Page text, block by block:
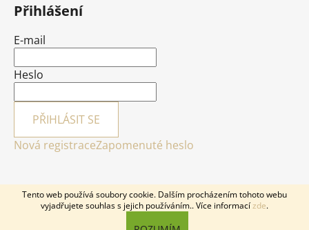
Tento web používá soubory cookie. Dalším procházením tohoto webu
vyjadřujete souhlas s jejich používáním.. Více informacízde.
Přihlášení
E-mail
Heslo
PŘIHLÁSIT SE
Nová registraceZapomenuté heslo
Vytvořil Shoptet